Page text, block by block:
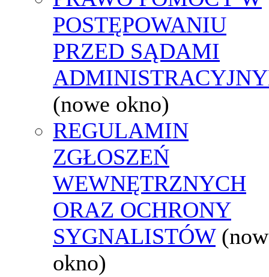
POSTĘPOWANIU
PRZED SĄDAMI
(nowe okno)
REGULAMIN
ZGŁOSZEŃ
WEWNĘTRZNYCH
ORAZ OCHRONY
SYGNALISTÓW
okno)